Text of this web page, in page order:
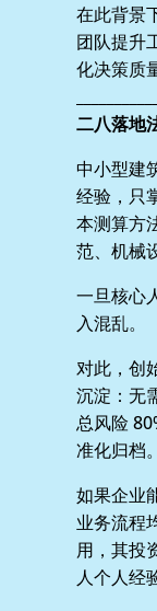
在此背景
团队提升
化决策质
二八落地
中小型建
经验，只
本测算方
范、机械
一旦核心
入混乱。
对此，创
沉淀：无
总风险
准化归档。
如果企业
业务流程
用，其投
人个人经